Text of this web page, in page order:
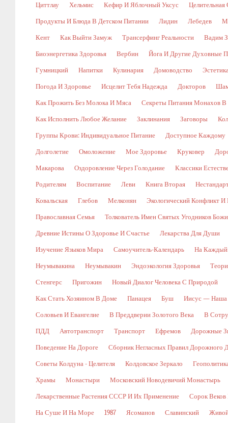
Циттлау Хельмис Кефир И Яблочный Уксус Целительная
Продукты И Блюда В Детском Питании Лидин Лебедев
Кент Как Выйти Замуж Трансерфинг Реальности Вадим
Биоэнергетика Здоровья Вербин Йога И Другие Духовные
Гумницкий Напитки Кулинария Домоводство
Погода И Здоровье Исцелит Тебя Надежда Докторов
Как Прожить Без Молока И Мяса Секреты Питания Монахов В
Как Исполнить Любое Желание Заклинания Заговоры
Группы Крови: Индивидуальное Питание Доступное Каждому
Долголетие Омоложение Мое Здоровье Круковер
Макарова Оздоровление Через Голодание Классики
Родителям Воспитание Леви Книга Вторая
Ковальская Глебов Мелконян Экологический Конфликт
Православная Семья Толкователь Имен Святых Угодников
Древние Истины О Здоровье И Счастье Лекарства Для Души
Изучение Языков Мира Самоучитель-Календарь На Каждый
Неумывакина Неумывакин Эндоэкология Здоровья
Стенгерс Пригожин Новый Диалог Человека С Природой
Как Стать Хозяином В Доме Панацея Буш Иисус — Наша
Соловьев И Евангелие В Преддверии Золотого Века В
ПДД Автотранспорт Транспорт Ефремов Дорожные
Поведение На Дороге Сборник Негласных Правил Дорожного
Советы Колдуна - Целителя Колдовское Зеркало
Храмы Монастыри Московский Новодевичий Монастырь
Лекарственные Растения СССР И Их Применение Сорок Веков
На Суше И На Море 1987 Ясоманов Славинский